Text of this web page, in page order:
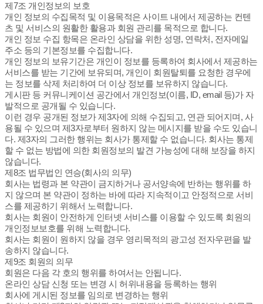
제7조 개인정보의 보호
개인 정보의 수집목적 및 이용목적은 사이트 내에서 제공하는 컨텐
츠 및 서비스의 원활한 활용과 회원 관리를 목적으로 합니다.
개인 정보 수집 항목은 온라인 상담을 위한 성명, 연락처, 전자메일
주소 등의 기본정보를 수집합니다.
개인 정보의 보유기간은 개인이 정보를 등록하여 회사에서 제공하는
서비스를 받는 기간에 보유되며, 개인이 회원탈퇴를 요청한 경우에
는 정보를 삭제 처리하여 더 이상 정보를 보유하지 않습니다.
게시판 등 커뮤니케이션 공간에서 개인정보(이름, ID, email 등)가 자
발적으로 공개될 수 있습니다.
이런 경우 공개된 정보가 제3자에 의해 수집되고, 연관 되어지며, 사
용될 수 있으며 제3자로부터 원하지 않는 메시지를 받을 수도 있습니
다. 제3자의 그러한 행위는 회사가 통제할 수 없습니다. 회사는 통제
할 수 없는 방법에 의한 회원정보의 발견 가능성에 대해 보장을 하지
않습니다.
제8조 법무법인 연승(회사의 의무)
회사는 법령과 본 약관이 금지하거나 공서양속에 반하는 행위를 하
지 않으며 본 약관이 정하는 바에 따라 지속적이고 안정적으로 서비
스를 제공하기 위해서 노력합니다.
회사는 회원이 안전하게 인터넷 서비스를 이용할 수 있도록 회원의
개인정보보호를 위해 노력합니다.
회사는 회원이 원하지 않을 경우 영리목적의 광고성 전자우편을 발
송하지 않습니다.
제9조 회원의 의무
회원은 다음 각 호의 행위를 하여서는 안됩니다.
온라인 상담 신청 또는 변경 시 허위내용을 등록하는 행위
회사에 게시된 정보를 임의로 변경하는 행위